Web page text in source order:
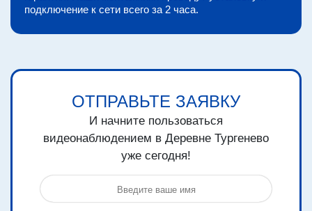
подключение к сети всего за 2 часа.
ОТПРАВЬТЕ ЗАЯВКУ
И начните пользоваться
видеонаблюдением в Деревне Тургенево
уже сегодня!